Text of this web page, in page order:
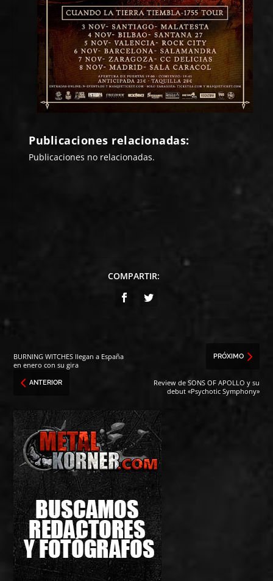
Publicaciones relacionadas:
Publicaciones no relacionadas.
COMPARTIR:
BURNING WITCHES llegan a España
en enero con su gira
ANTERIOR
PRÓXIMO
Review de SONS OF APOLLO y su
debut «Psychotic Symphony»